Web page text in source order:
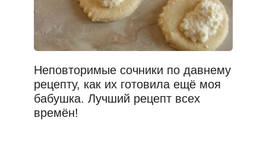
Неповторимые сочники по давнему
рецепту, как их готовила ещё моя
бабушка. Лучший рецепт всех
времён!